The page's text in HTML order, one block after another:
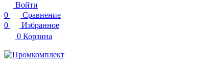
Войти
0
Сравнение
0
Избранное
0 Корзина